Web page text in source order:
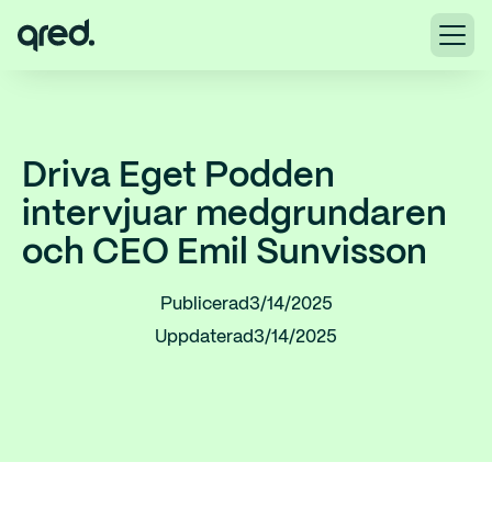
Driva Eget Podden
intervjuar medgrundaren
och CEO Emil Sunvisson
Publicerad3/14/2025
Uppdaterad3/14/2025